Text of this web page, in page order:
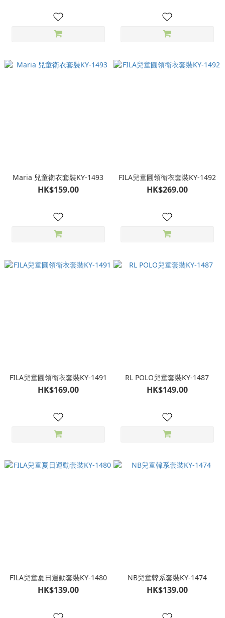
Maria 兒童衛衣套裝KY-1493
HK$159.00
FILA兒童圓領衛衣套裝KY-1492
HK$269.00
FILA兒童圓領衛衣套裝KY-1491
HK$169.00
RL POLO兒童套裝KY-1487
HK$149.00
FILA兒童夏日運動套裝KY-1480
HK$139.00
NB兒童韓系套裝KY-1474
HK$139.00